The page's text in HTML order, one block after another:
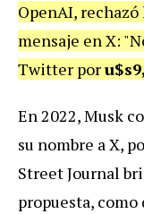
OpenAI,
mensaje en X:
Twitter por
En 2022, Musk
su nombre a X,
Street Journal
propuesta, como